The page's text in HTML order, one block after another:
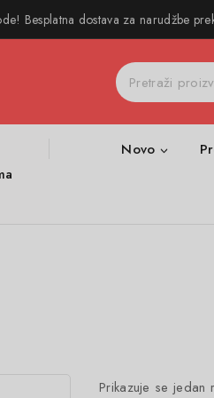
Besplatna dostava za narudžbe
Novo
Prikazuje se jedan